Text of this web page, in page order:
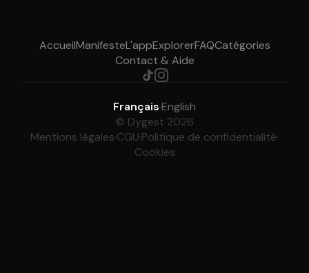
AccueilManifesteL'appExplorerFAQCatégories
Contact & Aide
Français·English
© Dygest 2026
Mentions légales·CGU·Politique de confidentialité·
Cookies